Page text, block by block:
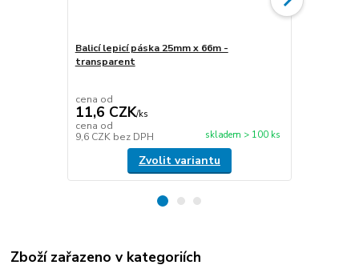
Balicí lepicí páska 25mm x 66m -
transparent
cena od
11,6 CZK/ks
cena od
9,6 CZK bez DPH skladem > 100 ks
Zvolit variantu
Zboží zařazeno v kategoriích